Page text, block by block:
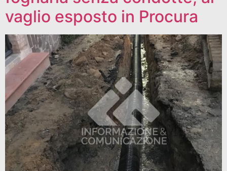
vaglio esposto in Procura